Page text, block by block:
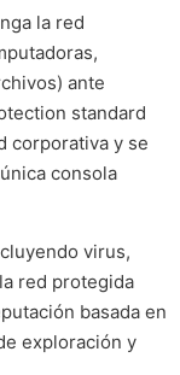
la red
ante
standard
corporativa y se
consola
virus,
red protegida
basada en
exploración y